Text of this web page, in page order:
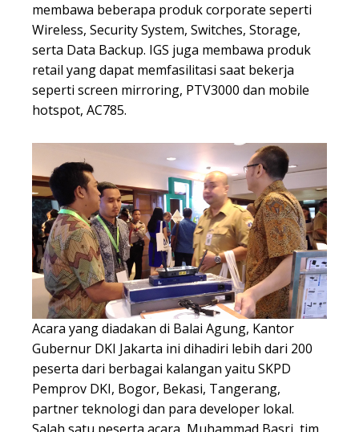
membawa beberapa produk corporate seperti
Wireless, Security System, Switches, Storage,
serta Data Backup. IGS juga membawa produk
retail yang dapat memfasilitasi saat bekerja
seperti screen mirroring, PTV3000 dan mobile
hotspot, AC785.
Acara yang diadakan di Balai Agung, Kantor
Gubernur DKI Jakarta ini dihadiri lebih dari 200
peserta dari berbagai kalangan yaitu SKPD
Pemprov DKI, Bogor, Bekasi, Tangerang,
partner teknologi dan para developer lokal.